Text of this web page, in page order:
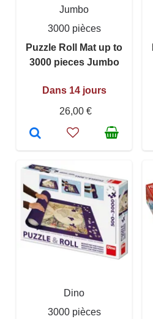
Jumbo
3000 pièces
Puzzle Roll Mat up to
3000 pieces Jumbo
Dans 14 jours
26,00 €
Dino
3000 pièces